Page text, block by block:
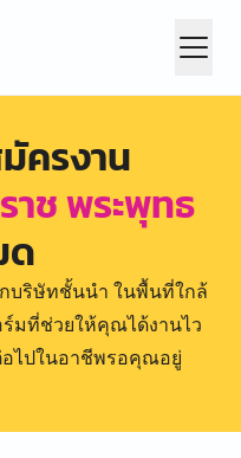
ครงาน
าช พระพุทธ
ด
บริษัทชั้นนำ ในพื้นที่ใกล้
มที่ช่วยให้คุณได้งานไว
อไปในอาชีพรอคุณอยู่